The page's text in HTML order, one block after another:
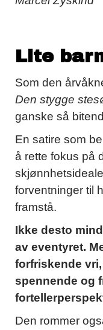
Lite
Som den
Den stygge
ganske så
En satire som
å rette fokus på
forventninger til
framstå.
Ikke desto
av eventyret.
forfriskende
spennende og
Den rommer